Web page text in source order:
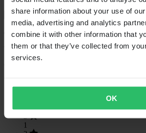
share information about your use of
media, advertising and analytics
combine it with other information that
them or that they’ve collected from
services.
OK
Toon alleen lokale reviews
4.33van de 5
0
3
1